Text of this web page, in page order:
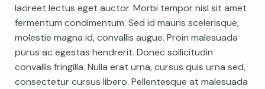
laoreet lectus eget auctor. Morbi tempor nisl sit amet
fermentum condimentum. Sed id mauris scelerisque,
molestie magna id, convallis augue. Proin malesuada
purus ac egestas hendrerit. Donec sollicitudin
convallis fringilla. Nulla erat urna, cursus quis urna sed,
consectetur cursus libero. Pellentesque at malesuada